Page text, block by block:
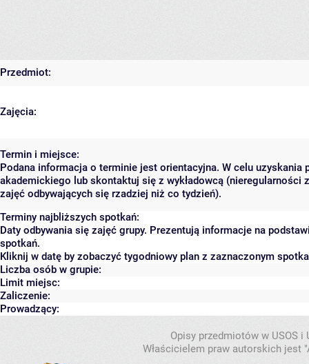
Przedmiot:
Zajęcia:
Termin i miejsce:
Podana informacja o terminie jest orientacyjna. W celu
akademickiego lub skontaktuj się z wykładowcą (nieregularności
zajęć odbywających się rzadziej niż co tydzień).
Terminy najbliższych spotkań:
Daty odbywania się zajęć grupy. Prezentują informacje na
spotkań.
Kliknij w datę by zobaczyć tygodniowy plan z zaznaczonym
Liczba osób w grupie:
Limit miejsc:
Zaliczenie:
Prowadzący:
Opisy przedmiotów w USOS
Właścicielem praw autorskich jest